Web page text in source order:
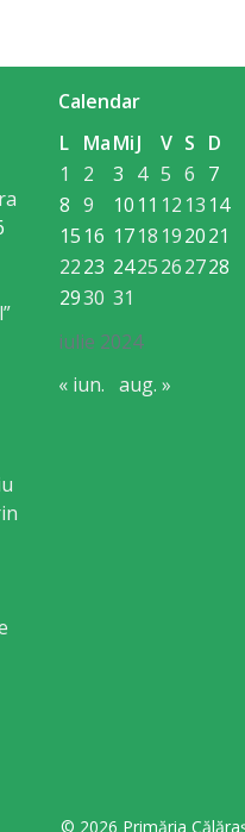
Calendar
iulie 2024
L MaMiJ V S D
1
2 3 4 5 6 7
8 9 10 11 12 13 14
15 16 1718 192021
2223 2425262728
2930 31
« iun. aug. »
© 2026 Primăria